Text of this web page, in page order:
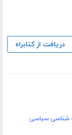
دریافت از کتابراه
شناسی سیاسی